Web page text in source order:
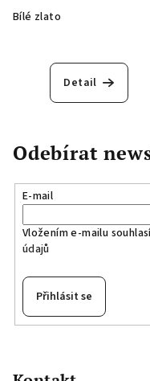
Bílé zlato
Detail
Odebírat
E-mail
Vložením e-mailu
údajů
Přihlásit se